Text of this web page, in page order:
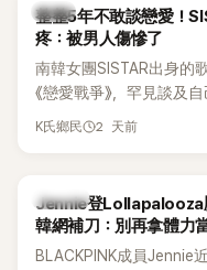
韓星
整整5年不敢談戀愛！
疼：被男人傷慘了
南韓女團SISTAR出身的
《戀愛戰爭》，罕見談及
年沒有談戀愛，更首度
K氏鄉民 2 天前
K-POP
Jennie登Lollapalooza
韓網補刀：別再拿體力
BLACKPINK成員Jennie